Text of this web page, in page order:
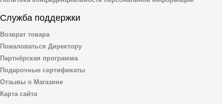
Служба поддержки
Возврат товара
Пожаловаться Директору
Партнёрская программа
Подарочные сертификаты
Отзывы о Магазине
Карта сайта